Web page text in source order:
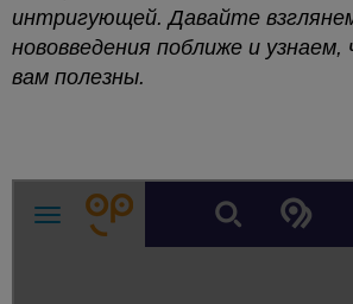
интригующей. Давайте
нововведения поближе и узнаем,
вам полезны.